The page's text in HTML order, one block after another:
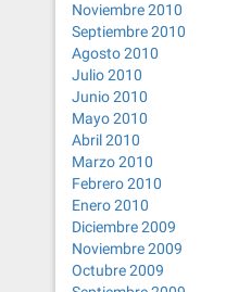
Noviembre 2010
Septiembre 2010
Agosto 2010
Julio 2010
Junio 2010
Mayo 2010
Abril 2010
Marzo 2010
Febrero 2010
Enero 2010
Diciembre 2009
Noviembre 2009
Octubre 2009